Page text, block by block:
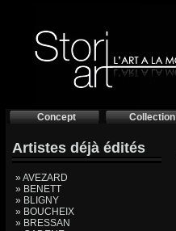
Concept Collection
Artistes déjà édités
» AVEZARD
» BENETT
» BLIGNY
» BOUCHEIX
» BRESSAN